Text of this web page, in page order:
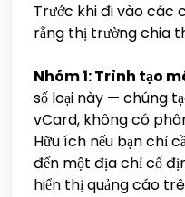
Trước khi đi vào các
rằng thị trường chia
Nhóm 1: Trình tạo
số loại này — chúng
vCard, không có
Hữu ích nếu bạn chỉ
đến một địa chỉ cố
hiển thị quảng cáo